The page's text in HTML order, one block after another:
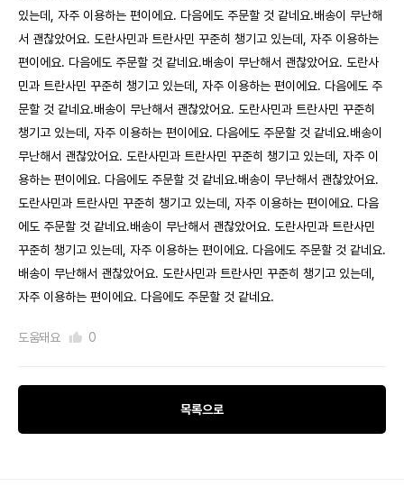
있는데, 자주 이용하는 편이에요. 다음에도 주문할 것 같네요.배송이 무난해
서 괜찮았어요. 도란사민과 트란사민 꾸준히 챙기고 있는데, 자주 이용하는
편이에요. 다음에도 주문할 것 같네요.배송이 무난해서 괜찮았어요. 도란사
민과 트란사민 꾸준히 챙기고 있는데, 자주 이용하는 편이에요. 다음에도 주
문할 것 같네요.배송이 무난해서 괜찮았어요. 도란사민과 트란사민 꾸준히
챙기고 있는데, 자주 이용하는 편이에요. 다음에도 주문할 것 같네요.배송이
무난해서 괜찮았어요. 도란사민과 트란사민 꾸준히 챙기고 있는데, 자주 이
용하는 편이에요. 다음에도 주문할 것 같네요.배송이 무난해서 괜찮았어요.
도란사민과 트란사민 꾸준히 챙기고 있는데, 자주 이용하는 편이에요. 다음
에도 주문할 것 같네요.배송이 무난해서 괜찮았어요. 도란사민과 트란사민
꾸준히 챙기고 있는데, 자주 이용하는 편이에요. 다음에도 주문할 것 같네요.
배송이 무난해서 괜찮았어요. 도란사민과 트란사민 꾸준히 챙기고 있는데,
자주 이용하는 편이에요. 다음에도 주문할 것 같네요.
도움돼요 0
목록으로